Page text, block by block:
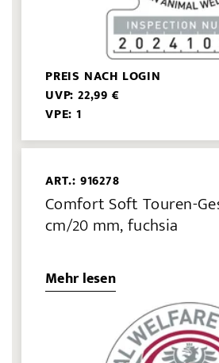
PREIS NACH LOGIN
UVP: 22,99 €
VPE: 1
ART.: 916278
Comfort Soft Touren-
cm/20 mm, fuchsia
Mehr lesen